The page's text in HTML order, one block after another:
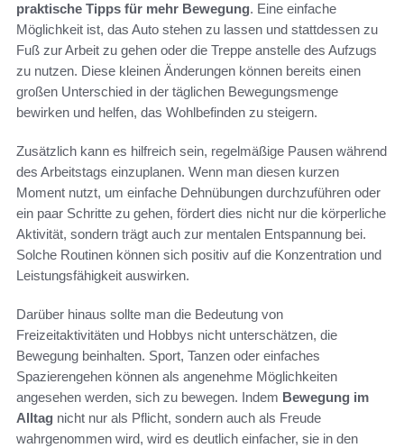
praktische Tipps für mehr Bewegung. Eine einfache
Möglichkeit ist, das Auto stehen zu lassen und stattdessen zu
Fuß zur Arbeit zu gehen oder die Treppe anstelle des Aufzugs
zu nutzen. Diese kleinen Änderungen können bereits einen
großen Unterschied in der täglichen Bewegungsmenge
bewirken und helfen, das Wohlbefinden zu steigern.
Zusätzlich kann es hilfreich sein, regelmäßige Pausen während
des Arbeitstags einzuplanen. Wenn man diesen kurzen
Moment nutzt, um einfache Dehnübungen durchzuführen oder
ein paar Schritte zu gehen, fördert dies nicht nur die körperliche
Aktivität, sondern trägt auch zur mentalen Entspannung bei.
Solche Routinen können sich positiv auf die Konzentration und
Leistungsfähigkeit auswirken.
Darüber hinaus sollte man die Bedeutung von
Freizeitaktivitäten und Hobbys nicht unterschätzen, die
Bewegung beinhalten. Sport, Tanzen oder einfaches
Spazierengehen können als angenehme Möglichkeiten
angesehen werden, sich zu bewegen. Indem Bewegung im
Alltag nicht nur als Pflicht, sondern auch als Freude
wahrgenommen wird, wird es deutlich einfacher, sie in den